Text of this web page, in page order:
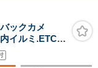
ックカメ
イルミ.ETC.